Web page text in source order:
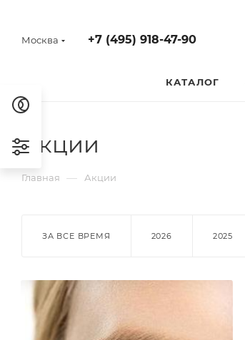
Москва +7 (495) 918-47-90
КАТАЛОГ
Акции
Главная — Акции
ЗА ВСЕ ВРЕМЯ 2026 2025